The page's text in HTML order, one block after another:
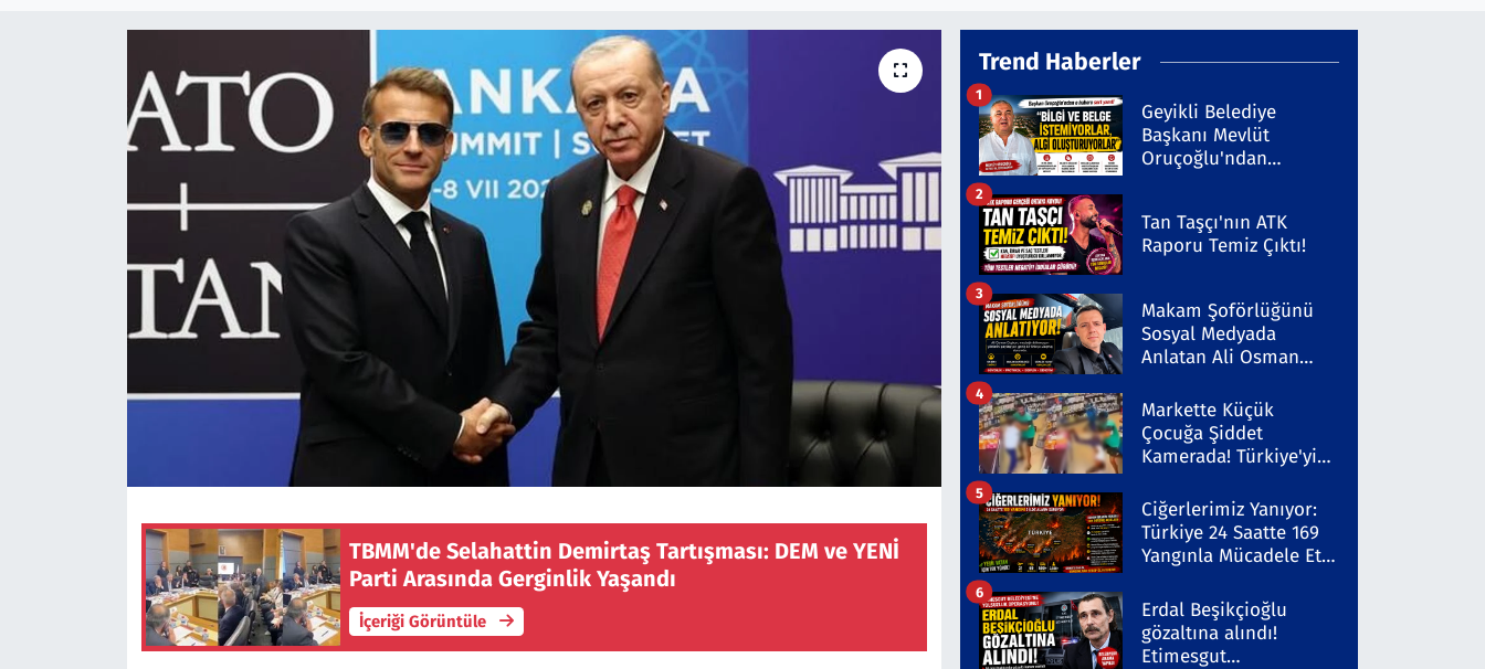
TBMM'de Selahattin Demirtaş Tartışması: DEM ve YENİ
Parti Arasında Gerginlik Yaşandı
İçeriği Görüntüle
Trend Haberler
Geyikli Belediye
Başkanı Mevlüt
Oruçoğlu'ndan
1
Tan Taşçı'nın ATK
Raporu Temiz Çıktı!
2
Makam Şoförlüğünü
Sosyal Medyada
Anlatan Ali Osman
3
Markette Küçük
Çocuğa Şiddet
Kamerada! Türkiye'yi
Şüpheli Gözaltında
4
Ciğerlerimiz Yanıyor:
Türkiye 24 Saatte 169
Yangınla Mücadele Etti!
5
Erdal Beşikçioğlu
gözaltına alındı!
Etimesgut
6